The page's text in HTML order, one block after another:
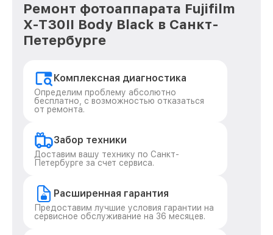
Ремонт фотоаппарата Fujifilm
X-T30II Body Black в Санкт-
Петербурге
Комплексная диагностика
Определим проблему абсолютно
бесплатно, с возможностью отказаться
от ремонта.
Забор техники
Доставим вашу технику по Санкт-
Петербурге за счет сервиса.
Расширенная гарантия
Предоставим лучшие условия гарантии на
сервисное обслуживание на 36 месяцев.